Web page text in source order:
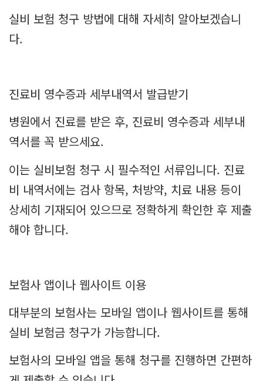
실비 보험 청구 방법에 대해 자세히 알아보겠습니
다.
진료비 영수증과 세부내역서 발급받기
병원에서 진료를 받은 후, 진료비 영수증과 세부내
역서를 꼭 받으세요.
이는 실비보험 청구 시 필수적인 서류입니다. 진료
비 내역서에는 검사 항목, 처방약, 치료 내용 등이
상세히 기재되어 있으므로 정확하게 확인한 후 제출
해야 합니다.
보험사 앱이나 웹사이트 이용
대부분의 보험사는 모바일 앱이나 웹사이트를 통해
실비 보험금 청구가 가능합니다.
보험사의 모바일 앱을 통해 청구를 진행하면 간편하